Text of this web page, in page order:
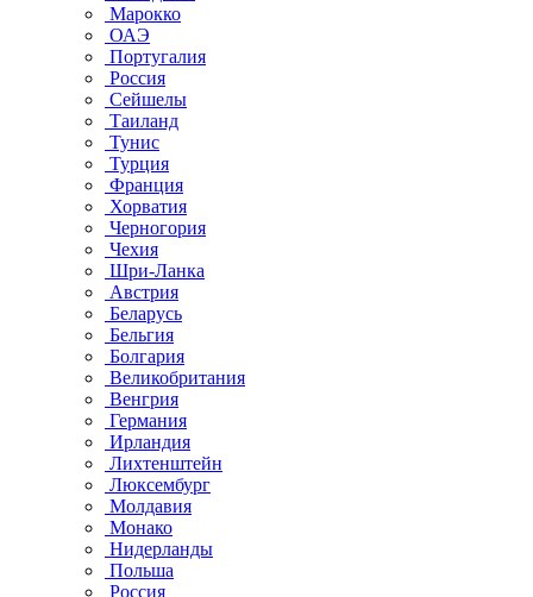
Марокко
ОАЭ
Португалия
Россия
Сейшелы
Таиланд
Тунис
Турция
Франция
Хорватия
Черногория
Чехия
Шри-Ланка
Австрия
Беларусь
Бельгия
Болгария
Великобритания
Венгрия
Германия
Ирландия
Лихтенштейн
Люксембург
Молдавия
Монако
Нидерланды
Польша
Россия